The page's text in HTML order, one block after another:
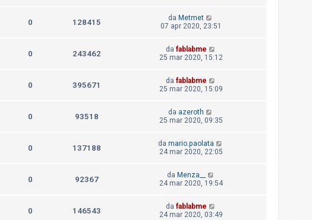
0 128415 da Metmet
07 apr 2020, 23:51
0 243462 da fablabme
25 mar 2020, 15:12
0 395671 da fablabme
25 mar 2020, 15:09
0 93518 da azeroth
25 mar 2020, 09:35
0 137188 damario.paolata
24 mar 2020, 22:05
0 92367 da Menza__
24 mar 2020, 19:54
0 146543 da fablabme
24 mar 2020, 03:49